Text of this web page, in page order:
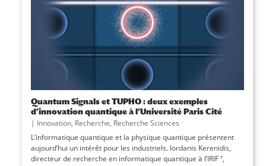
Quantum Signals et TUPHO : deux exemples
d’innovation quantique à l’Université Paris Cité
| Innovation, Recherche, Recherche Sciences
L’informatique quantique et la physique quantique présentent
aujourd’hui un intérêt pour les industriels. Iordanis Kerenidis,
directeur de recherche en informatique quantique à l’IRIF ¹,